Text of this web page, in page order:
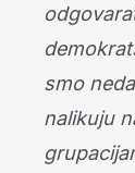
smo
nalikuju